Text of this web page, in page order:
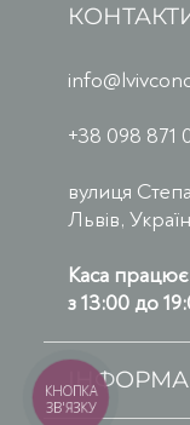
+38 098 871
вулиця
Львів,
Каса
з 13:00 до
КНОПКА
ЗВ'ЯЗКУ